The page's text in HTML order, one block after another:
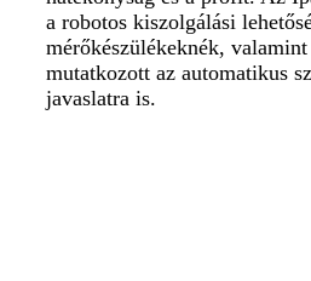
a robotos kiszolgálási
mérőkészülékeknék,
mutatkozott az automatikus
javaslatra is.